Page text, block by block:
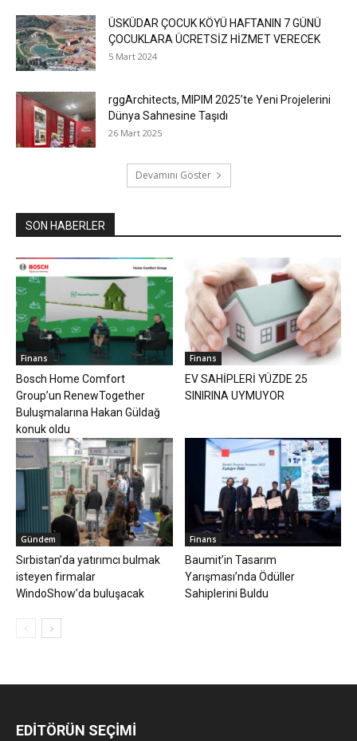
ÜSKÜDAR ÇOCUK KÖYÜ HAFTANIN 7 GÜNÜ
ÇOCUKLARA ÜCRETSİZ HİZMET VERECEK
5 Mart 2024
rggArchitects, MIPIM 2025’te Yeni Projelerini
Dünya Sahnesine Taşıdı
26 Mart 2025
Devamını Göster
SON HABERLER
Finans
Bosch Home Comfort
Group’un RenewTogether
Buluşmalarına Hakan Güldağ
konuk oldu
Finans
EV SAHİPLERİ YÜZDE 25
SINIRINA UYMUYOR
Gündem
Sırbistan’da yatırımcı bulmak
isteyen firmalar
WindoShow’da buluşacak
Finans
Baumit’in Tasarım
Yarışması’nda Ödüller
Sahiplerini Buldu
EDİTÖRÜN SEÇİMİ